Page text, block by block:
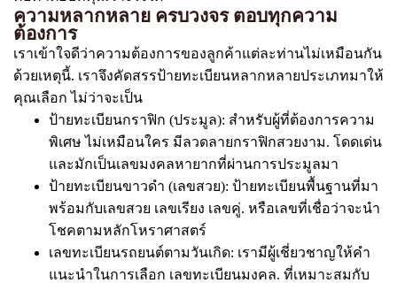
ความหลากหลาย ครบวงจร ตอบทุกความ
ต้องการ
เราเข้าใจดีว่าความต้องการของลูกค้าแต่ละท่านไม่เหมือนกัน
ด้วยเหตุนี้. เราจึงคัดสรรป้ายทะเบียนหลากหลายประเภทมาให้
คุณเลือก ไม่ว่าจะเป็น
ป้ายทะเบียนกราฟิก (ประมูล): สำหรับผู้ที่ต้องการความ
พิเศษ ไม่เหมือนใคร มีลวดลายกราฟิกสวยงาม. โดดเด่น
และมักเป็นเลขมงคลหายากที่ผ่านการประมูลมา
ป้ายทะเบียนขาวดำ (เลขสวย): ป้ายทะเบียนพื้นฐานที่มา
พร้อมกับเลขสวย เลขเรียง เลขคู่. หรือเลขที่เชื่อว่าจะนำ
โชคตามหลักโหราศาสตร์
เลขทะเบียนรถยนต์ตามวันเกิด: เรามีผู้เชี่ยวชาญให้คำ
แนะนำในการเลือก เลขทะเบียนมงคล. ที่เหมาะสมกับ